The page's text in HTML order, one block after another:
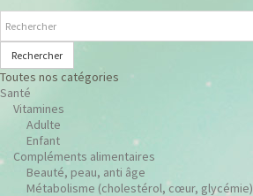
Rechercher
Toutes nos catégories
Santé
Vitamines
Adulte
Enfant
Compléments alimentaires
Beauté, peau, anti âge
Métabolisme (cholestérol, cœur, glycémie)